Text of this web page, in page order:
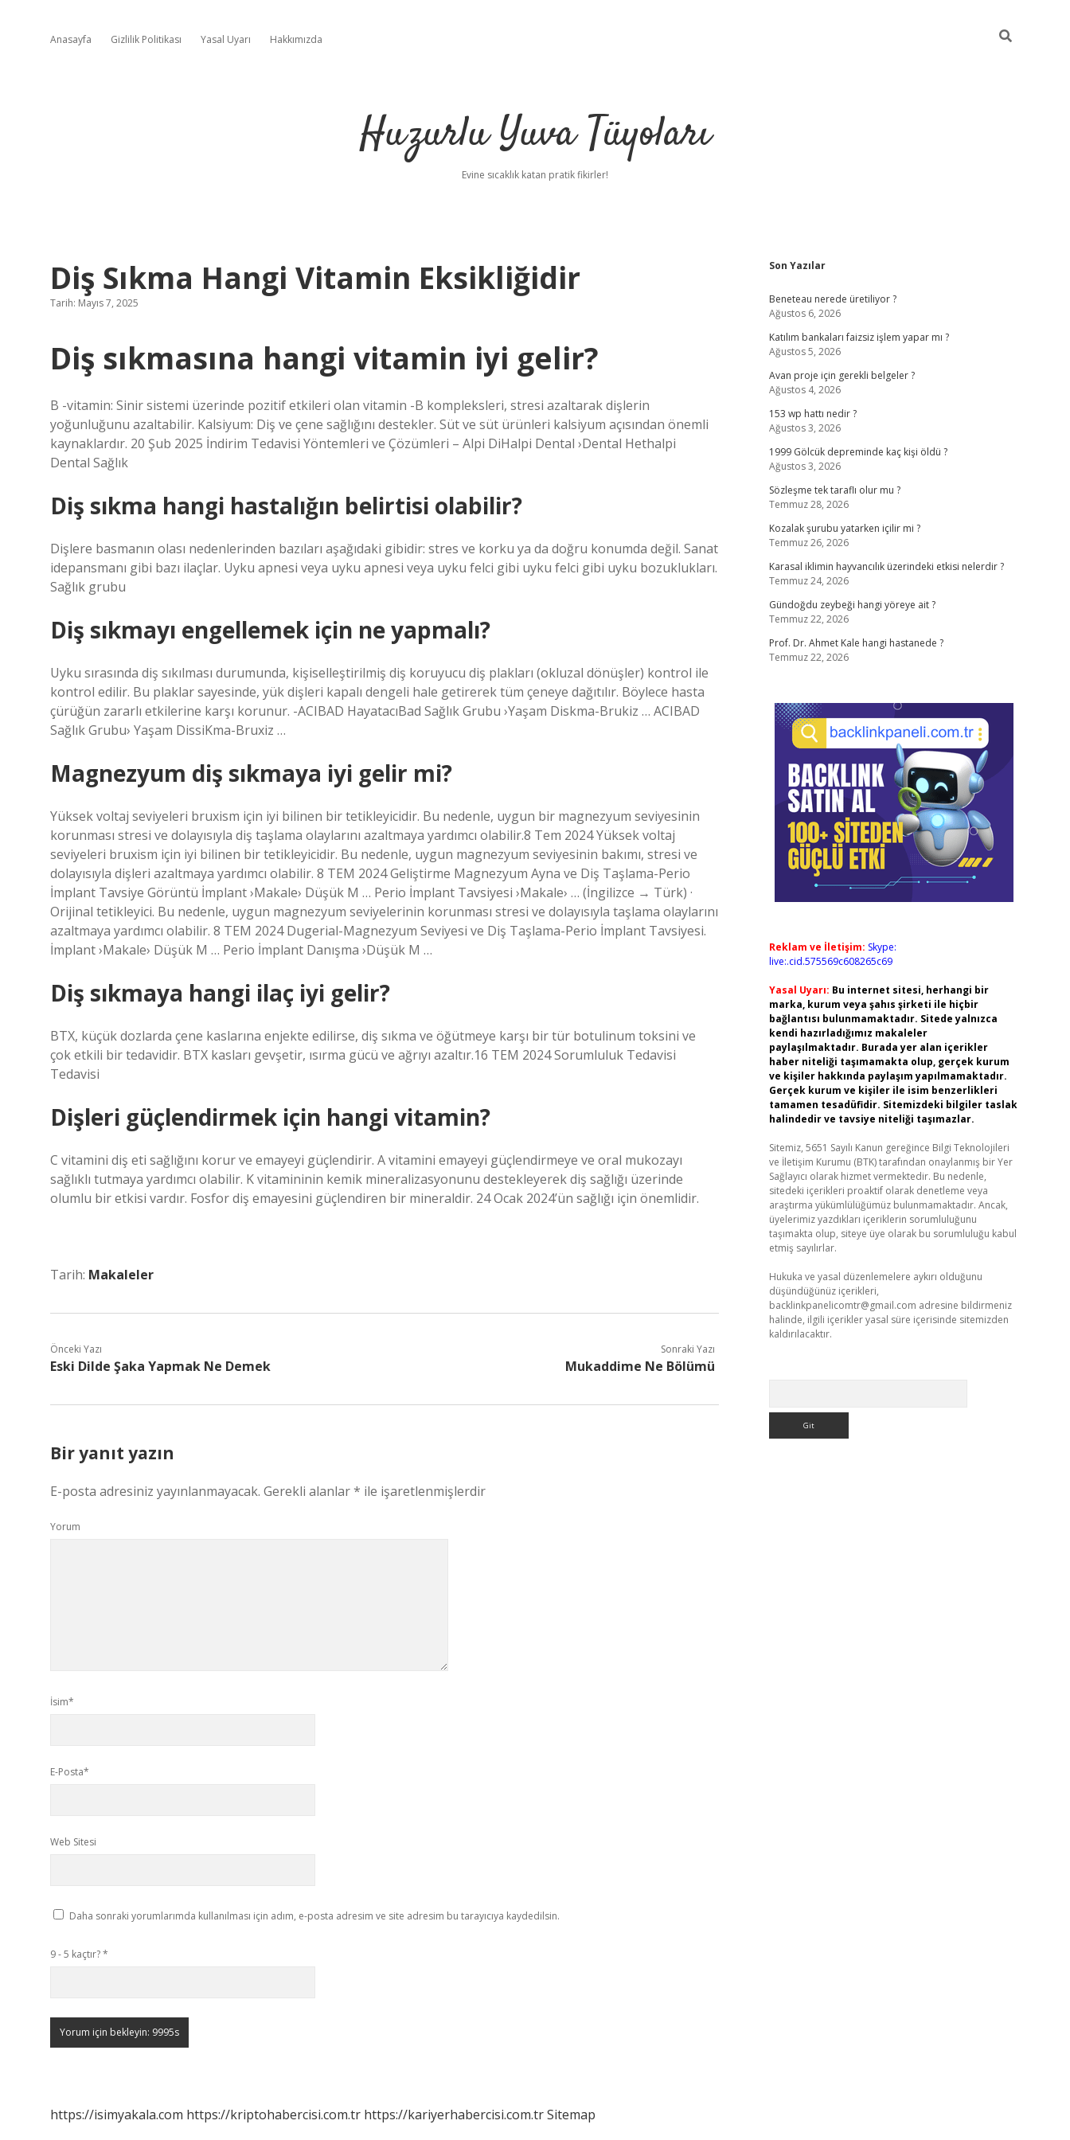
Anasayfa Gizlilik Politikası Yasal Uyarı Hakkımızda
Huzurlu Yuva Tüyoları
Evine sıcaklık katan pratik fikirler!
Diş Sıkma Hangi Vitamin Eksikliğidir
Tarih: Mayıs 7, 2025
Diş sıkmasına hangi vitamin iyi gelir?
B -vitamin: Sinir sistemi üzerinde pozitif etkileri olan vitamin -B kompleksleri, stresi azaltarak dişlerin
yoğunluğunu azaltabilir. Kalsiyum: Diş ve çene sağlığını destekler. Süt ve süt ürünleri kalsiyum açısından önemli
kaynaklardır. 20 Şub 2025 İndirim Tedavisi Yöntemleri ve Çözümleri – Alpi DiHalpi Dental ›Dental Hethalpi
Dental Sağlık
Diş sıkma hangi hastalığın belirtisi olabilir?
Dişlere basmanın olası nedenlerinden bazıları aşağıdaki gibidir: stres ve korku ya da doğru konumda değil. Sanat
idepansmanı gibi bazı ilaçlar. Uyku apnesi veya uyku apnesi veya uyku felci gibi uyku felci gibi uyku bozuklukları.
Sağlık grubu
Diş sıkmayı engellemek için ne yapmalı?
Uyku sırasında diş sıkılması durumunda, kişiselleştirilmiş diş koruyucu diş plakları (okluzal dönüşler) kontrol ile
kontrol edilir. Bu plaklar sayesinde, yük dişleri kapalı dengeli hale getirerek tüm çeneye dağıtılır. Böylece hasta
çürüğün zararlı etkilerine karşı korunur. -ACIBAD HayatacıBad Sağlık Grubu ›Yaşam Diskma-Brukiz … ACIBAD
Sağlık Grubu› Yaşam DissiKma-Bruxiz …
Magnezyum diş sıkmaya iyi gelir mi?
Yüksek voltaj seviyeleri bruxism için iyi bilinen bir tetikleyicidir. Bu nedenle, uygun bir magnezyum seviyesinin
korunması stresi ve dolayısıyla diş taşlama olaylarını azaltmaya yardımcı olabilir.8 Tem 2024 Yüksek voltaj
seviyeleri bruxism için iyi bilinen bir tetikleyicidir. Bu nedenle, uygun magnezyum seviyesinin bakımı, stresi ve
dolayısıyla dişleri azaltmaya yardımcı olabilir. 8 TEM 2024 Geliştirme Magnezyum Ayna ve Diş Taşlama-Perio
İmplant Tavsiye Görüntü İmplant ›Makale› Düşük M … Perio İmplant Tavsiyesi ›Makale› … (İngilizce → Türk) ·
Orijinal tetikleyici. Bu nedenle, uygun magnezyum seviyelerinin korunması stresi ve dolayısıyla taşlama olaylarını
azaltmaya yardımcı olabilir. 8 TEM 2024 Dugerial-Magnezyum Seviyesi ve Diş Taşlama-Perio İmplant Tavsiyesi.
İmplant ›Makale› Düşük M … Perio İmplant Danışma ›Düşük M …
Diş sıkmaya hangi ilaç iyi gelir?
BTX, küçük dozlarda çene kaslarına enjekte edilirse, diş sıkma ve öğütmeye karşı bir tür botulinum toksini ve
çok etkili bir tedavidir. BTX kasları gevşetir, ısırma gücü ve ağrıyı azaltır.16 TEM 2024 Sorumluluk Tedavisi
Tedavisi
Dişleri güçlendirmek için hangi vitamin?
C vitamini diş eti sağlığını korur ve emayeyi güçlendirir. A vitamini emayeyi güçlendirmeye ve oral mukozayı
sağlıklı tutmaya yardımcı olabilir. K vitamininin kemik mineralizasyonunu destekleyerek diş sağlığı üzerinde
olumlu bir etkisi vardır. Fosfor diş emayesini güçlendiren bir mineraldir. 24 Ocak 2024’ün sağlığı için önemlidir.
Tarih: Makaleler
Önceki Yazı
Eski Dilde Şaka Yapmak Ne Demek
Sonraki Yazı
Mukaddime Ne Bölümü
Bir yanıt yazın
E-posta adresiniz yayınlanmayacak. Gerekli alanlar* ile işaretlenmişlerdir
Yorum
İsim*
E-Posta*
Web Sitesi
Daha sonraki yorumlarımda kullanılması için adım, e-posta adresim ve site adresim bu tarayıcıya kaydedilsin.
9 - 5 kaçtır?*
https://isimyakala.com https://kriptohabercisi.com.tr https://kariyerhabercisi.com.trSitemap
Sidebar
Son Yazılar
Beneteau nerede üretiliyor ?
Ağustos 6, 2026
Katılım bankaları faizsiz işlem yapar mı ?
Ağustos 5, 2026
Avan proje için gerekli belgeler ?
Ağustos 4, 2026
153 wp hattı nedir ?
Ağustos 3, 2026
1999 Gölcük depreminde kaç kişi öldü ?
Ağustos 3, 2026
Sözleşme tek taraflı olur mu ?
Temmuz 28, 2026
Kozalak şurubu yatarken içilir mi ?
Temmuz 26, 2026
Karasal iklimin hayvancılık üzerindeki etkisi nelerdir ?
Temmuz 24, 2026
Gündoğdu zeybeği hangi yöreye ait ?
Temmuz 22, 2026
Prof. Dr. Ahmet Kale hangi hastanede ?
Temmuz 22, 2026
Reklam ve İletişim: Skype:
live:.cid.575569c608265c69
Yasal Uyarı: Bu internet sitesi, herhangi bir
marka, kurum veya şahıs şirketi ile hiçbir
bağlantısı bulunmamaktadır. Sitede yalnızca
kendi hazırladığımız makaleler
paylaşılmaktadır. Burada yer alan içerikler
haber niteliği taşımamakta olup, gerçek kurum
ve kişiler hakkında paylaşım yapılmamaktadır.
Gerçek kurum ve kişiler ile isim benzerlikleri
tamamen tesadüfidir. Sitemizdeki bilgiler taslak
halindedir ve tavsiye niteliği taşımazlar.
Sitemiz, 5651 Sayılı Kanun gereğince Bilgi Teknolojileri
ve İletişim Kurumu (BTK) tarafından onaylanmış bir Yer
Sağlayıcı olarak hizmet vermektedir. Bu nedenle,
sitedeki içerikleri proaktif olarak denetleme veya
araştırma yükümlülüğümüz bulunmamaktadır. Ancak,
üyelerimiz yazdıkları içeriklerin sorumluluğunu
taşımakta olup, siteye üye olarak bu sorumluluğu kabul
etmiş sayılırlar.
Hukuka ve yasal düzenlemelere aykırı olduğunu
düşündüğünüz içerikleri,
backlinkpanelicomtr@gmail.com adresine bildirmeniz
halinde, ilgili içerikler yasal süre içerisinde sitemizden
kaldırılacaktır.